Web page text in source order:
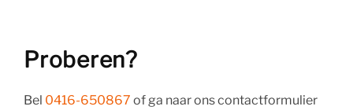
Proberen?
Bel 0416-650867 of ga naar ons contactformulier